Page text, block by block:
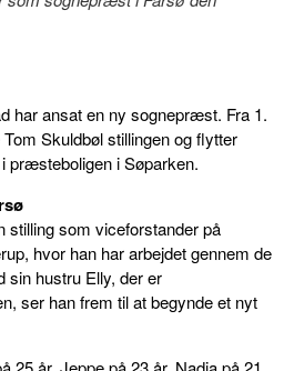
har ansat en ny sognepræst. Fra 1.
Skuldbøl stillingen og flytter
præsteboligen i Søparken.
stilling som viceforstander på
hvor han har arbejdet gennem de
sin hustru Elly, der er
ser han frem til at begynde et nyt